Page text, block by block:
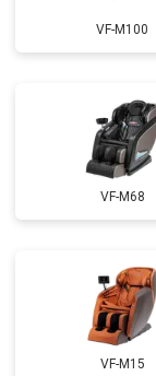
Ремонт сканера
Замена сетевого
Ремонт микро-
VF-M100
VF-M68
VF-M15